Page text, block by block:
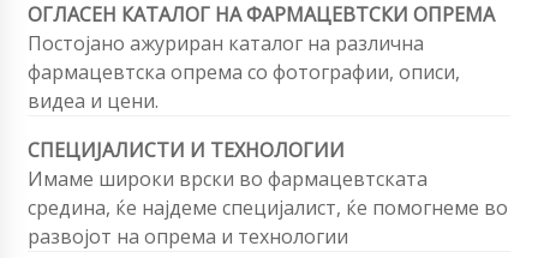
ОГЛАСЕН КАТАЛОГ НА ФАРМАЦЕВТСКИ ОПРЕМА
Постојано ажуриран каталог на различна
фармацевтска опрема со фотографии, описи,
видеа и цени.
СПЕЦИЈАЛИСТИ И ТЕХНОЛОГИИ
Имаме широки врски во фармацевтската
средина, ќе најдеме специјалист, ќе помогнеме во
развојот на опрема и технологии